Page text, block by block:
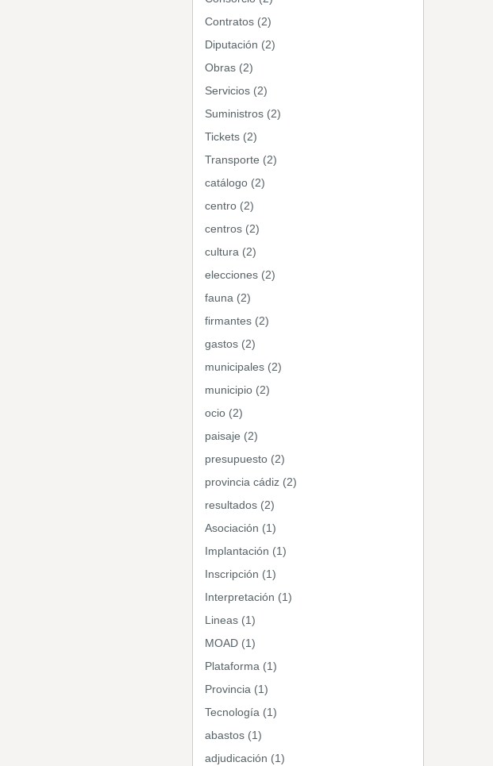
Contratos (2)
Diputación (2)
Obras (2)
Servicios (2)
Suministros (2)
Tickets (2)
Transporte (2)
catálogo (2)
centro (2)
centros (2)
cultura (2)
elecciones (2)
fauna (2)
firmantes (2)
gastos (2)
municipales (2)
municipio (2)
ocio (2)
paisaje (2)
presupuesto (2)
provincia cádiz (2)
resultados (2)
Asociación (1)
Implantación (1)
Inscripción (1)
Interpretación (1)
Lineas (1)
MOAD (1)
Plataforma (1)
Provincia (1)
Tecnología (1)
abastos (1)
adjudicación (1)